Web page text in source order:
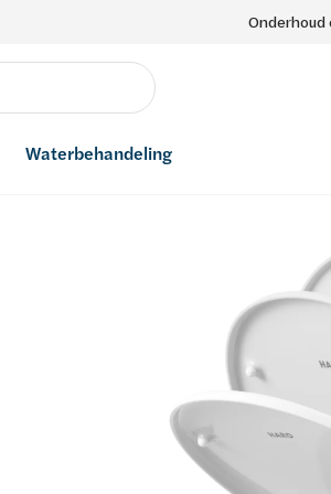
Onderhoud
Waterbehandeling